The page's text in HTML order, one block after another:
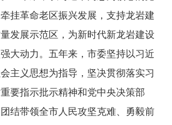
挂革命老区振兴发展，支持龙岩建
发展示范区，为新时代新龙岩建设
大动力。五年来，市委坚持以习近
主义思想为指导，坚决贯彻落实习
要指示批示精神和党中央决策部
结带领全市人民攻坚克难、勇毅前